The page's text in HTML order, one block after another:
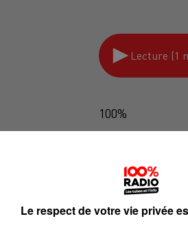
Lecture (1
100%
Le respect de votre vie privée